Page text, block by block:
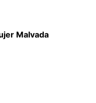
Malvada